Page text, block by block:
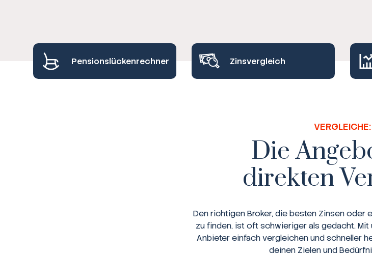
Pensionslückenrechner Zinsvergleich
VERGLEICHE:
Die
direkten
Den richtigen Broker, die besten Zinsen oder
zu finden, ist oft schwieriger als gedacht. Mit
Anbieter einfach vergleichen und schneller
deinen Zielen und